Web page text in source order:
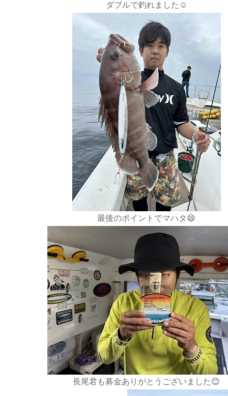
ダブルで釣れました☺️
最後のポイントでマハタ😄
長尾君も募金ありがとうございました😊